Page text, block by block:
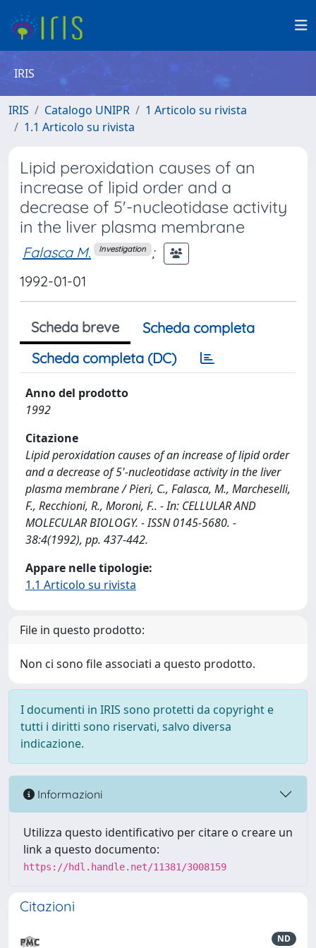
IRIS
IRIS Catalogo UNIPR
1 Articolo su rivista
1.1 Articolo su rivista
Lipid peroxidation causes of an
increase of lipid order and a
decrease of 5'-nucleotidase activity
in the liver plasma membrane
Falasca M. Investigation ;
1992-01-01
Scheda breve
Scheda completa
Scheda completa (DC)
Anno del prodotto
1992
Citazione
Lipid peroxidation causes of an increase of lipid order
and a decrease of 5'-nucleotidase activity in the liver
plasma membrane / Pieri, C., Falasca, M., Marcheselli,
F., Recchioni, R., Moroni, F.. - In: CELLULAR AND
MOLECULAR BIOLOGY. - ISSN 0145-5680. -
38:4(1992), pp. 437-442.
Appare nelle tipologie:
1.1 Articolo su rivista
File in questo prodotto:
Non ci sono file associati a questo prodotto.
I documenti in IRIS sono protetti da copyright e
tutti i diritti sono riservati, salvo diversa
indicazione.
Informazioni
Utilizza questo identificativo per citare o creare un
link a questo documento:
https://hdl.handle.net/11381/3008159
Citazioni
ND